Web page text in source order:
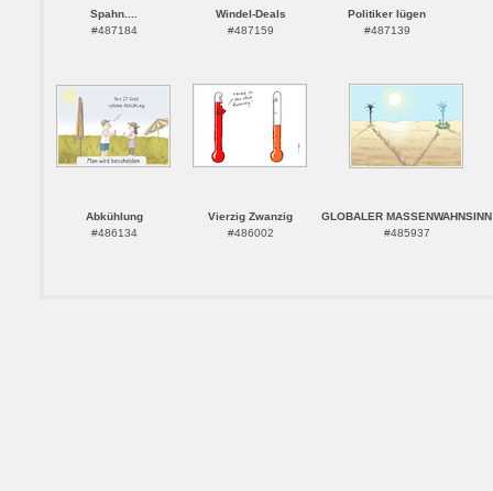
Spahn....
#487184
Windel-Deals
#487159
Politiker lügen
#487139
Abkühlung
#486134
Vierzig Zwanzig
#486002
GLOBALER MASSENWAHNSINN
#485937